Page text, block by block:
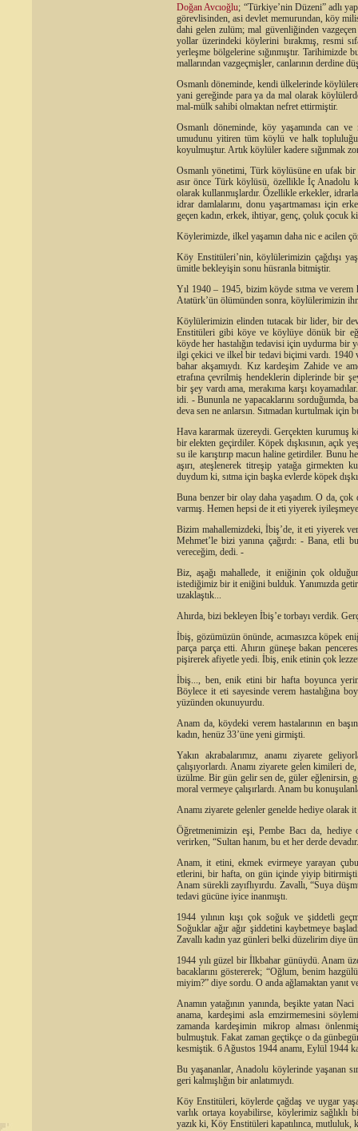
Doğan Avcıoğlu; “Türkiye’nin Düzeni” adlı
görevlisinden, asi devlet memurundan, köy
dahi gelen zulüm; mal güvenliğinden
yollar üzerindeki köylerini bırakmış, resmi
yerleşme bölgelerine sığınmıştır.
mallarından vazgeçmişler, canlarının derdine
Osmanlı döneminde, kendi ülkelerinde
yani gereğinde para ya da mal olarak
mal-mülk sahibi olmaktan nefret ettirmiştir.
Osmanlı döneminde, köy yaşamında can
umudunu yitiren tüm köylü ve halk
koyulmuştur. Artık köylüler kadere sığınmak
Osmanlı yönetimi, Türk köylüsüne en ufak
asır önce Türk köylüsü, özellikle İç Anadolu
olarak kullanmışlardır. Özellikle erkekler,
idrar damlalarını, donu yaşartmaması için
geçen kadın, erkek, ihtiyar, genç, çoluk çocuk
Köylerimizde, ilkel yaşamın daha nic e acilen
Köy Enstitüleri’nin, köylülerimizin çağdışı
ümitle bekleyişin sonu hüsranla bitmiştir.
Yıl 1940 – 1945, bizim köyde sıtma ve verem
Atatürk’ün ölümünden sonra, köylülerimizin
Köylülerimizin elinden tutacak bir lider, bir
Enstitüleri gibi köye ve köylüye dönük bir
köyde her hastalığın tedavisi için uydurma bir
ilgi çekici ve ilkel bir tedavi biçimi vardı. 1940
bahar akşamıydı. Kız kardeşim Zahide ve
etrafına çevrilmiş hendeklerin diplerinde bir
bir şey vardı ama, merakıma karşı
idi. - Bununla ne yapacaklarını sorduğumda,
deva sen ne anlarsın. Sıtmadan kurtulmak için
Hava kararmak üzereydi. Gerçekten kurumuş
bir elekten geçirdiler. Köpek dışkısının, açık
su ile karıştırıp macun haline getirdiler. Bunu
aşırı, ateşlenerek titreşip yatağa girmekten
duydum ki, sıtma için başka evlerde köpek
Buna benzer bir olay daha yaşadım. O da,
varmış. Hemen hepsi de it eti yiyerek iyileşmeye
Bizim mahallemizdeki, İbiş’de, it eti yiyerek
Mehmet’le bizi yanına çağırdı: - Bana,
vereceğim, dedi. -
Biz, aşağı mahallede, it eniğinin çok
istediğimiz bir it eniğini bulduk. Yanımızda
uzaklaştık...
Ahırda, bizi bekleyen İbiş’e torbayı verdik.
İbiş, gözümüzün önünde, acımasızca köpek
parça parça etti. Ahırın güneşe bakan
pişirerek afiyetle yedi. İbiş, enik etinin çok
İbiş..., ben, enik etini bir hafta boyunca
Böylece it eti sayesinde verem hastalığına
yüzünden okunuyurdu.
Anam da, köydeki verem hastalarının en
kadın, henüz 33’üne yeni girmişti.
Yakın akrabalarımız, anamı ziyarete
çalışıyorlardı. Anamı ziyarete gelen kimileri
üzülme. Bir gün gelir sen de, güler eğlenirsin,
moral vermeye çalışırlardı. Anam bu
Anamı ziyarete gelenler genelde hediye olarak
Öğretmenimizin eşi, Pembe Bacı da,
verirken, “Sultan hanım, bu et her derde
Anam, it etini, ekmek evirmeye yarayan
etlerini, bir hafta, on gün içinde yiyip
Anam sürekli zayıflıyırdu. Zavallı, “Suya
tedavi gücüne iyice inanmıştı.
1944 yılının kışı çok soğuk ve şiddetli
Soğuklar ağır ağır şiddetini kaybetmeye
Zavallı kadın yaz günleri belki düzelirim diye
1944 yılı güzel bir İlkbahar günüydü. Anam
bacaklarını göstererek; “Oğlum, benim
miyim?” diye sordu. O anda ağlamaktan yanıt
Anamın yatağının yanında, beşikte yatan
anama, kardeşimi asla emzirmemesini
zamanda kardeşimin mikrop alması
bulmuştuk. Fakat zaman geçtikçe o da
kesmiştik. 6 Ağustos 1944 anamı, Eylül 1944
Bu yaşananlar, Anadolu köylerinde yaşanan
geri kalmışlığın bir anlatımıydı.
Köy Enstitüleri, köylerde çağdaş ve uygar
varlık ortaya koyabilirse, köylerimiz sağlıklı
yazık ki, Köy Enstitüleri kapatılınca, mutluluk,